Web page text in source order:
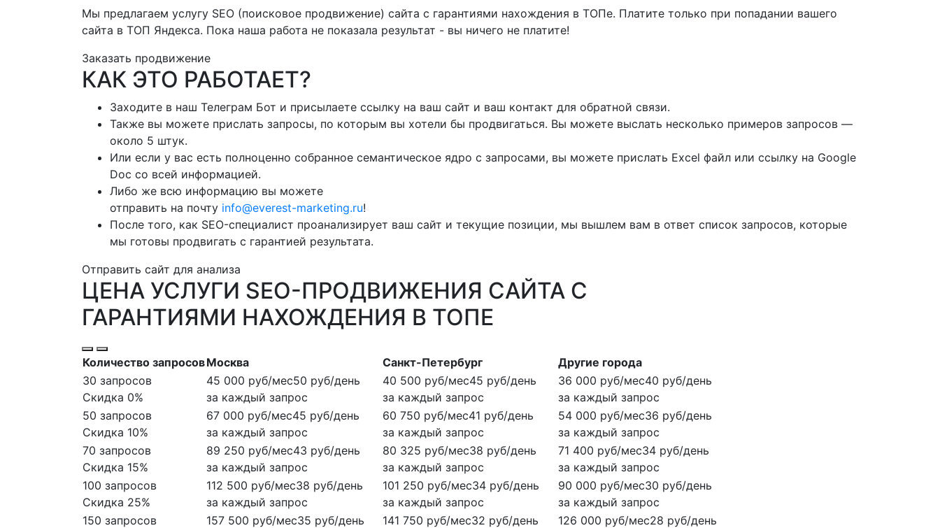
Мы предлагаем услугу SEO (поисковое продвижение) сайта с гарантиями нахождения в ТОПе. Платите только при попадании вашего
сайта в ТОП Яндекса. Пока наша работа не показала результат - вы ничего не платите!
Заказать продвижение
КАК ЭТО РАБОТАЕТ?
Заходите в наш Телеграм Бот и присылаете ссылку на ваш сайт и ваш контакт для обратной связи.
Также вы можете прислать запросы, по которым вы хотели бы продвигаться. Вы можете выслать несколько примеров запросов —
около 5 штук.
Или если у вас есть полноценно собранное семантическое ядро с запросами, вы можете прислать Excel файл или ссылку на Google
Doc со всей информацией.
Либо же всю информацию вы можете
отправить на почту info@everest-marketing.ru!
После того, как SEO-специалист проанализирует ваш сайт и текущие позиции, мы вышлем вам в ответ список запросов, которые
мы готовы продвигать с гарантией результата.
Отправить сайт для анализа
ЦЕНА УСЛУГИ SEO-ПРОДВИЖЕНИЯ САЙТА С
ГАРАНТИЯМИ НАХОЖДЕНИЯ В ТОПЕ
Количество запросовМосква Санкт-Петербург
Другие города
30 запросов
Скидка 0%
45 000 руб/мес50 руб/день
за каждый запрос
40 500 руб/мес45 руб/день
за каждый запрос
36 000 руб/мес40 руб/день
за каждый запрос
50 запросов
Скидка 10%
67 000 руб/мес45 руб/день
за каждый запрос
60 750 руб/мес41 руб/день
за каждый запрос
54 000 руб/мес36 руб/день
за каждый запрос
70 запросов
Скидка 15%
89 250 руб/мес43 руб/день
за каждый запрос
80 325 руб/мес38 руб/день
за каждый запрос
71 400 руб/мес34 руб/день
за каждый запрос
100 запросов
Скидка 25%
112 500 руб/мес38 руб/день
за каждый запрос
101 250 руб/мес34 руб/день
за каждый запрос
90 000 руб/мес30 руб/день
за каждый запрос
150 запросов
157 500 руб/мес35 руб/день
141 750 руб/мес32 руб/день
126 000 руб/мес28 руб/день